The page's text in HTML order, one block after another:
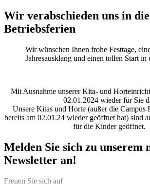
Wir verabschieden uns in die
Betriebsferien
Wir wünschen Ihnen frohe Festtage,
Jahresausklang und einen tollen Start in
Mit Ausnahme unserer Kita- und
02.01.2024 wieder für Sie
Unsere Kitas und Horte (außer die Campus
bereits am 02.01.24 wieder geöffnet hat) sind
für die Kinder geöffnet.
Melden Sie sich zu unserem
Newsletter an!
Freuen Sie sich auf